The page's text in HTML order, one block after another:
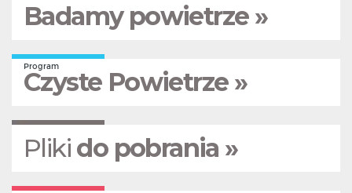
Badamy powietrze »
Program
Czyste Powietrze »
Pliki do pobrania »